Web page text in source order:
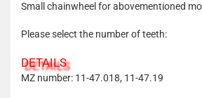
Small chainwheel for abovementioned
Please select the number of teeth:
DETAILS
MZ number: 11-47.018, 11-47.19